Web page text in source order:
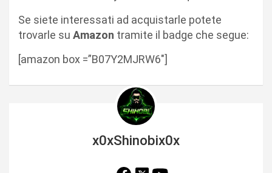
Se siete interessati ad acquistarle potete
trovarle su Amazon tramite il badge che segue:
[amazon box =”B07Y2MJRW6″]
x0xShinobix0x